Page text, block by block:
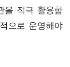
을 적극 활용함
으로 운영해야